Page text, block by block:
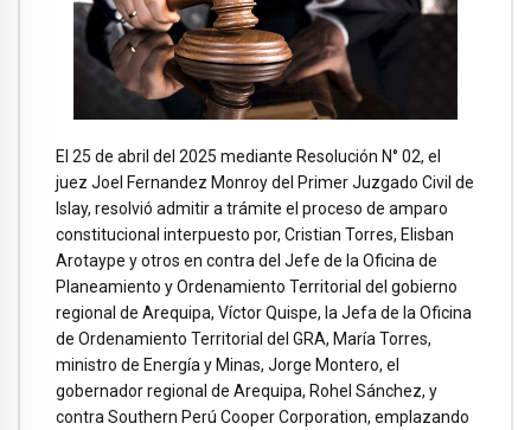
El 25 de abril del 2025 mediante Resolución N° 02, el
juez Joel Fernandez Monroy del Primer Juzgado Civil de
Islay, resolvió admitir a trámite el proceso de amparo
constitucional interpuesto por, Cristian Torres, Elisban
Arotaype y otros en contra del Jefe de la Oficina de
Planeamiento y Ordenamiento Territorial del gobierno
regional de Arequipa, Víctor Quispe, la Jefa de la Oficina
de Ordenamiento Territorial del GRA, María Torres,
ministro de Energía y Minas, Jorge Montero, el
gobernador regional de Arequipa, Rohel Sánchez, y
contra Southern Perú Cooper Corporation, emplazando